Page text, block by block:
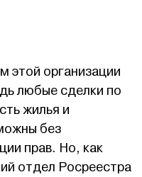
этой организации
любые сделки по
жилья и
без
прав. Но, как
отдел Росреестра